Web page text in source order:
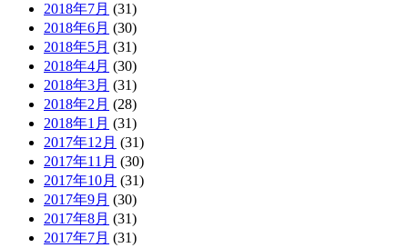
2018年7月 (31)
2018年6月 (30)
2018年5月 (31)
2018年4月 (30)
2018年3月 (31)
2018年2月 (28)
2018年1月 (31)
2017年12月 (31)
2017年11月 (30)
2017年10月 (31)
2017年9月 (30)
2017年8月 (31)
2017年7月 (31)